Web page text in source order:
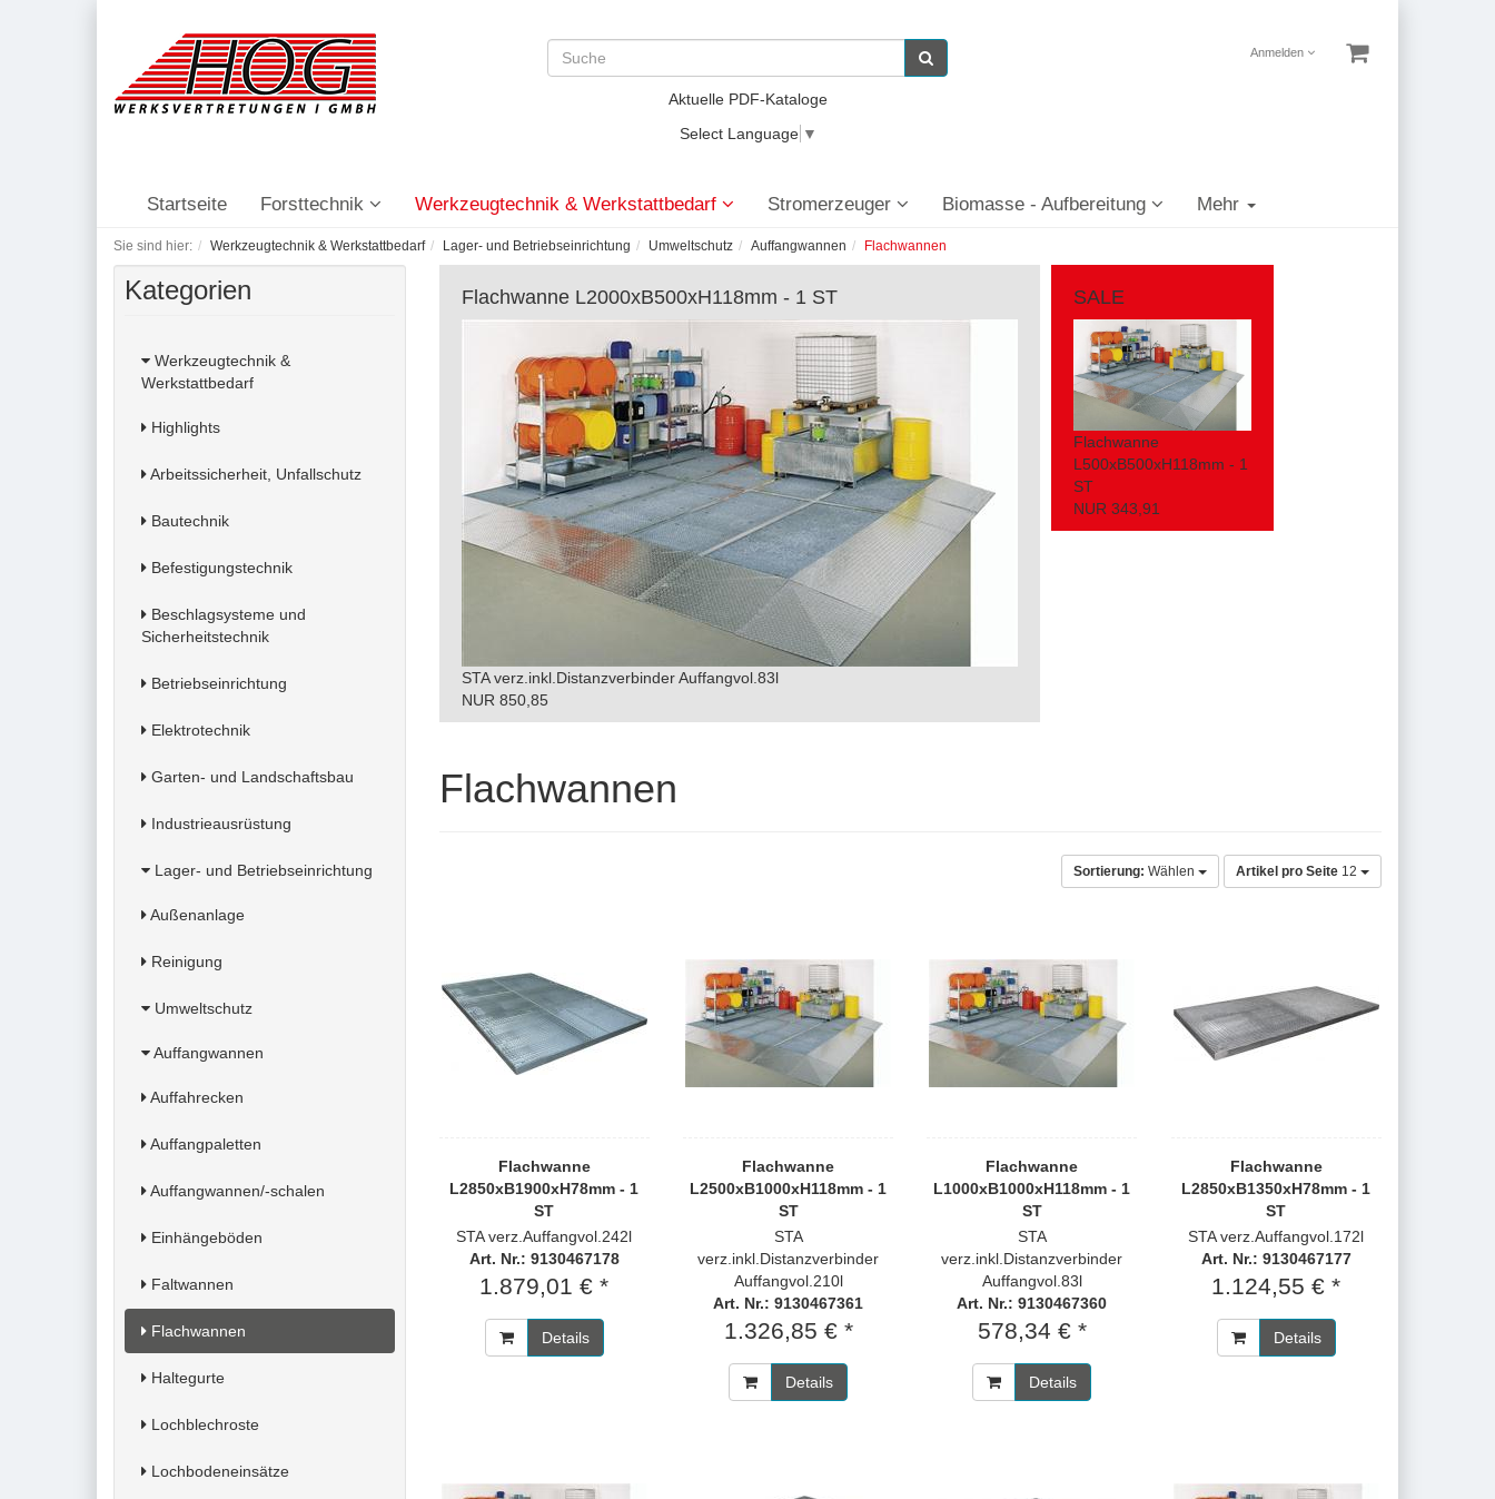
Anmelden
Aktuelle PDF-Kataloge
Select Language ▼
Startseite Forsttechnik Werkzeugtechnik & Werkstattbedarf Stromerzeuger Biomasse - Aufbereitung Mehr
Sie sind hier: Werkzeugtechnik & Werkstattbedarf Lager- und Betriebseinrichtung Umweltschutz Auffangwannen Flachwannen
Kategorien
Werkzeugtechnik &
Werkstattbedarf
Highlights
Arbeitssicherheit, Unfallschutz
Bautechnik
Befestigungstechnik
Beschlagsysteme und
Sicherheitstechnik
Betriebseinrichtung
Elektrotechnik
Garten- und Landschaftsbau
Industrieausrüstung
Lager- und Betriebseinrichtung
Außenanlage
Reinigung
Umweltschutz
Auffangwannen
Auffahrecken
Auffangpaletten
Auffangwannen/-schalen
Einhängeböden
Faltwannen
Flachwannen
Haltegurte
Lochblechroste
Lochbodeneinsätze
Flachwanne L2000xB500xH118mm - 1 ST
STA verz.inkl.Distanzverbinder Auffangvol.83l
NUR 850,85
SALE
Flachwanne
L500xB500xH118mm - 1
ST
NUR 343,91
Flachwannen
Sortierung: Wählen Artikel pro Seite 12
Flachwanne
L2850xB1900xH78mm - 1
ST
STA verz.Auffangvol.242l
Art. Nr.: 9130467178
1.879,01 € *
Details
Flachwanne
L2500xB1000xH118mm - 1
ST
STA
verz.inkl.Distanzverbinder
Auffangvol.210l
Art. Nr.: 9130467361
1.326,85 € *
Details
Flachwanne
L1000xB1000xH118mm - 1
ST
STA
verz.inkl.Distanzverbinder
Auffangvol.83l
Art. Nr.: 9130467360
578,34 € *
Details
Flachwanne
L2850xB1350xH78mm - 1
ST
STA verz.Auffangvol.172l
Art. Nr.: 9130467177
1.124,55 € *
Details